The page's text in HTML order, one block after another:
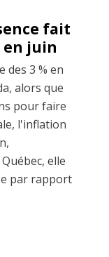
fait
en juin
des 3 % en
alors que
pour faire
l'inflation
elle
par rapport